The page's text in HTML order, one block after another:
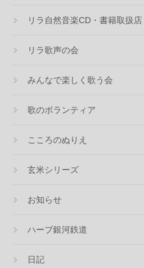
リラ自然音楽CD・書籍取扱店
リラ歌声の会
みんなで楽しく歌う会
歌のボランティア
こころのぬりえ
玄米シリーズ
お知らせ
ハーブ銀河鉄道
日記